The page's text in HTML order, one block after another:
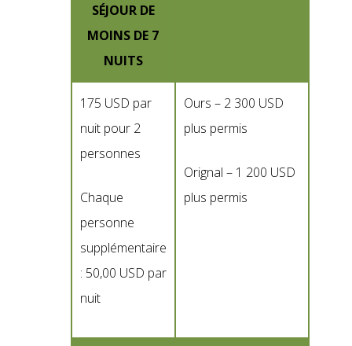
SÉJOUR DE
MOINS DE 7
NUITS
175 USD par
nuit pour 2
personnes
Chaque
personne
supplémentaire
: 50,00 USD par
nuit
Ours – 2 300 USD
plus permis
Orignal – 1 200 USD
plus permis